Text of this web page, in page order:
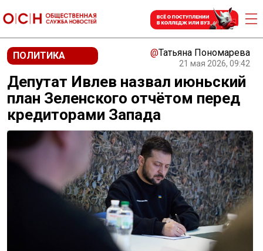
ПОЛИТИКА @Татьяна Пономарева
21 мая 2026, 09:42
Депутат Ивлев назвал июньский
план Зеленского отчётом перед
кредиторами Запада